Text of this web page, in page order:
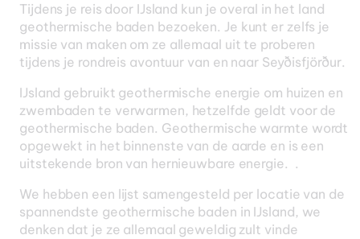
Tijdens je reis door IJsland kun je overal in het land
geothermische baden bezoeken. Je kunt er zelfs je
missie van maken om ze allemaal uit te proberen
tijdens je rondreis avontuur van en naar Seyðisfjörður.
IJsland gebruikt geothermische energie om huizen en
zwembaden te verwarmen, hetzelfde geldt voor de
geothermische baden. Geothermische warmte wordt
opgewekt in het binnenste van de aarde en is een
uitstekende bron van hernieuwbare energie. .
We hebben een lijst samengesteld per locatie van de
spannendste geothermische baden in IJsland, we
denken dat je ze allemaal geweldig zult vinde